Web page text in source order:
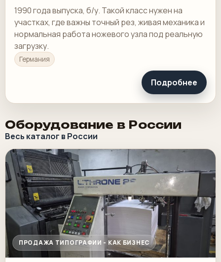
1990 года выпуска, б/у. Такой класс нужен на
участках, где важны точный рез, живая механика и
нормальная работа ножевого узла под реальную
загрузку.
Германия
Подробнее
Оборудование в России
Весь каталог в России
ПРОДАЖА ТИПОГРАФИИ - КАК БИЗНЕС